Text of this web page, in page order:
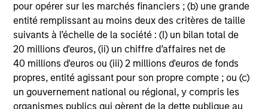
pour opérer sur les marchés financiers ; (b) une grande
entité remplissant au moins deux des critères de taille
suivants à l’échelle de la société : (I) un bilan total de
20 millions d'euros, (ii) un chiffre d’affaires net de
40 millions d'euros ou (iii) 2 millions d'euros de fonds
propres, entité agissant pour son propre compte ; ou (c)
un gouvernement national ou régional, y compris les
organismes publics qui gèrent de la dette publique au
Team Insights